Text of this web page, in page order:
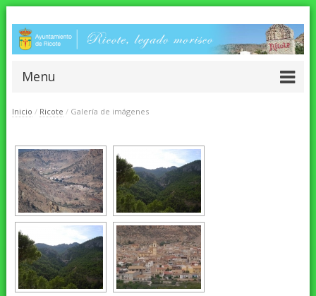
Menu
Inicio / Ricote / Galería de imágenes